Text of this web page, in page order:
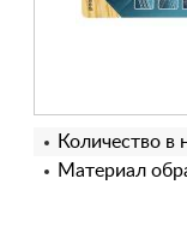
Количество в
Материал